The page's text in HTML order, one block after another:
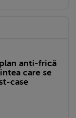
anti-frică
care se
case